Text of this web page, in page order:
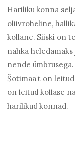
Hariliku konna
oliivroheline,
kollane. Siiski on
nahka
nende
Šotimaalt on
on leitud kollase
harilikud konnad.